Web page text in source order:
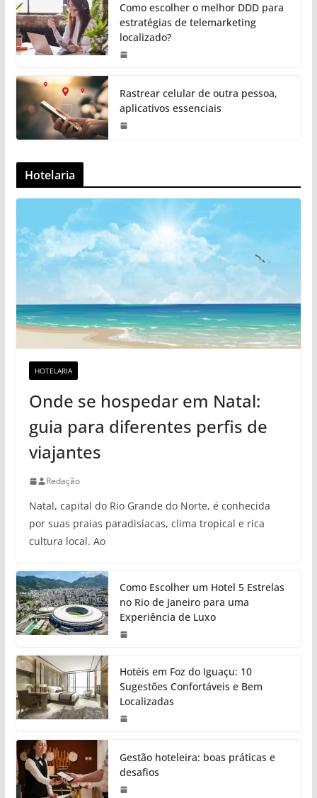
Como escolher o melhor DDD para
estratégias de telemarketing
localizado?
Rastrear celular de outra pessoa,
aplicativos essenciais
Hotelaria
HOTELARIA
Onde se hospedar em Natal:
guia para diferentes perfis de
viajantes
Redação
Natal, capital do Rio Grande do Norte, é conhecida
por suas praias paradisíacas, clima tropical e rica
cultura local. Ao
Como Escolher um Hotel 5 Estrelas
no Rio de Janeiro para uma
Experiência de Luxo
Hotéis em Foz do Iguaçu: 10
Sugestões Confortáveis e Bem
Localizadas
Gestão hoteleira: boas práticas e
desafios